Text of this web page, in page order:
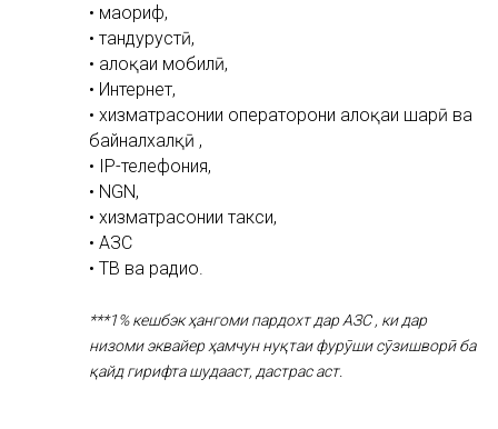
• маориф,
• тандурустӣ,
• алоқаи мобилӣ,
• Интернет,
• хизматрасонии операторони алоқаи шаҳрӣ ва
байналхалқӣ ,
• IP-телефония,
• NGN,
• хизматрасонии такси,
• АЗС
• ТВ ва радио.
***1% кешбэк ҳангоми пардохт дар АЗС , ки дар
низоми эквайер ҳамчун нуқтаи фурӯши сӯзишворӣ ба
қайд гирифта шудааст, дастрас аст.